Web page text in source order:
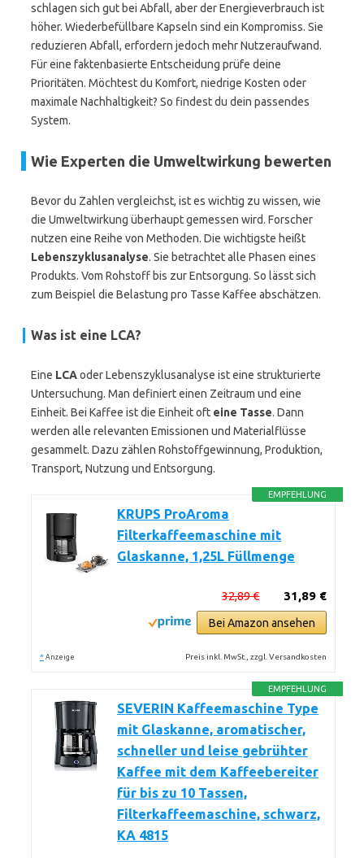
schlagen sich gut bei Abfall, aber der Energieverbrauch ist
höher. Wiederbefüllbare Kapseln sind ein Kompromiss. Sie
reduzieren Abfall, erfordern jedoch mehr Nutzeraufwand.
Für eine faktenbasierte Entscheidung prüfe deine
Prioritäten. Möchtest du Komfort, niedrige Kosten oder
maximale Nachhaltigkeit? So findest du dein passendes
System.
Wie Experten die Umweltwirkung bewerten
Bevor du Zahlen vergleichst, ist es wichtig zu wissen, wie
die Umweltwirkung überhaupt gemessen wird. Forscher
nutzen eine Reihe von Methoden. Die wichtigste heißt
Lebenszyklusanalyse. Sie betrachtet alle Phasen eines
Produkts. Vom Rohstoff bis zur Entsorgung. So lässt sich
zum Beispiel die Belastung pro Tasse Kaffee abschätzen.
Was ist eine LCA?
Eine LCAoder Lebenszyklusanalyse ist eine strukturierte
Untersuchung. Man definiert einen Zeitraum und eine
Einheit. Bei Kaffee ist die Einheit oft eine Tasse. Dann
werden alle relevanten Emissionen und Materialflüsse
gesammelt. Dazu zählen Rohstoffgewinnung, Produktion,
Transport, Nutzung und Entsorgung.
EMPFEHLUNG
KRUPS ProAroma
Filterkaffeemaschine mit
Glaskanne, 1,25L Füllmenge
31,89 €
32,89 €
Bei Amazon ansehen
* Anzeige Preis inkl. MwSt., zzgl. Versandkosten
EMPFEHLUNG
SEVERIN Kaffeemaschine Type
mit Glaskanne, aromatischer,
schneller und leise gebrühter
Kaffee mit dem Kaffeebereiter
für bis zu 10 Tassen,
Filterkaffeemaschine, schwarz,
KA 4815